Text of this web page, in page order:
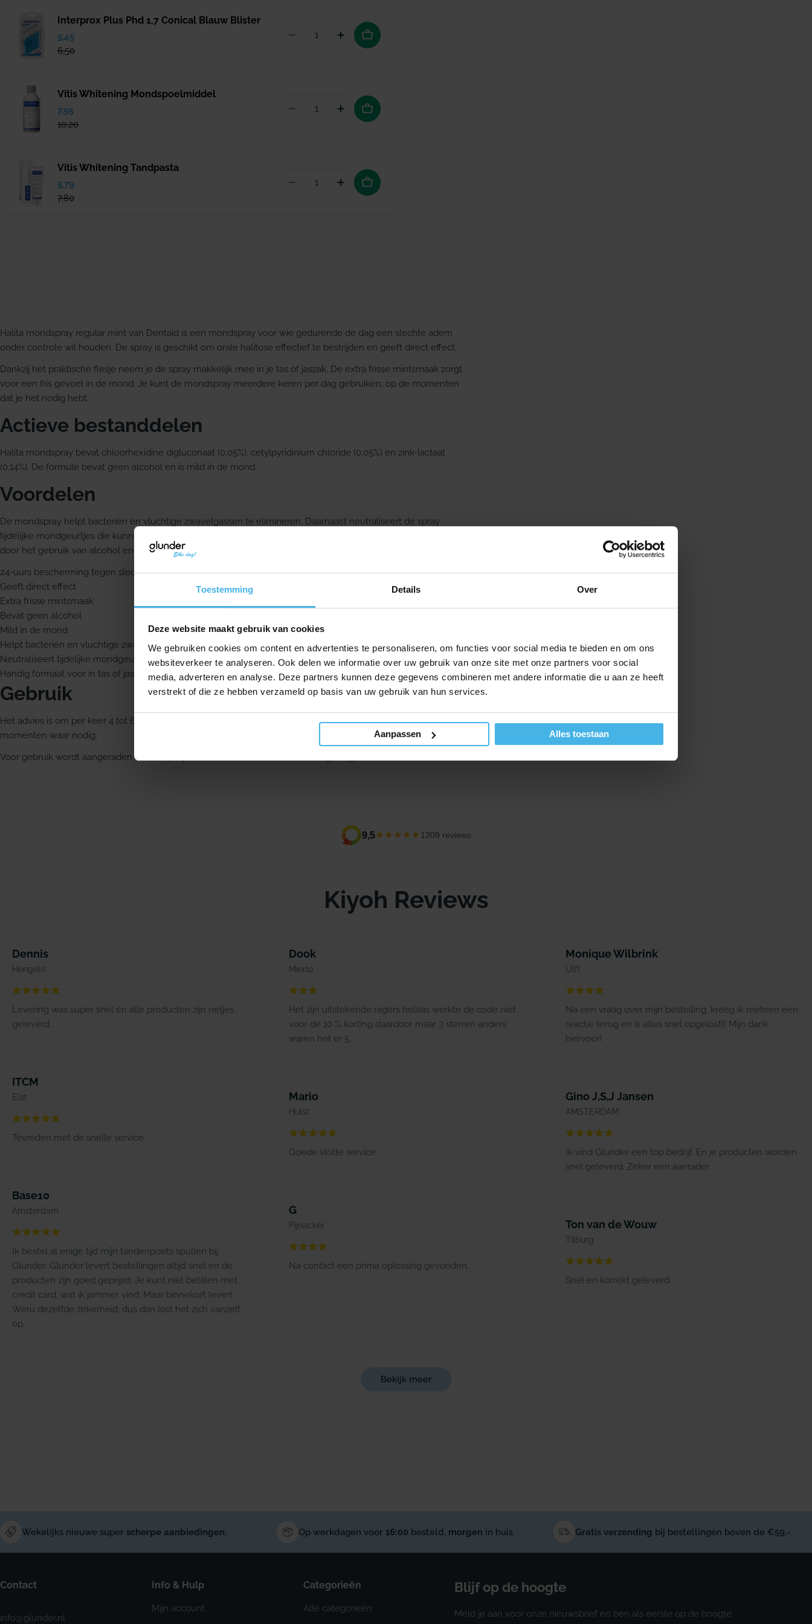
Toestemming Details Over
Deze website maakt gebruik van cookies
We gebruiken cookies om content en advertenties te personaliseren, om functies voor social media te bieden en om ons
websiteverkeer te analyseren. Ook delen we informatie over uw gebruik van onze site met onze partners voor social
media, adverteren en analyse. Deze partners kunnen deze gegevens combineren met andere informatie die u aan ze heeft
verstrekt of die ze hebben verzameld op basis van uw gebruik van hun services.
Aanpassen Alles toestaan
Interprox Plus Phd 1,7 Conical Blauw Blister
Verkoopprijs
5,45
Normale
prijs
6,50
Aantal verminderen voor Interprox Plus PHD 1,7 Conical blauw blister
Hoeveelheid verhogen voor Interprox Plus PHD 1,7 Conical blauw blister
Vitis Whitening Mondspoelmiddel
Verkoopprijs
7,95
Normale
prijs
10,20
Aantal verminderen voor Vitis Whitening mondspoelmiddel
Hoeveelheid verhogen voor Vitis Whitening mondspoelmiddel
Vitis Whitening Tandpasta
Verkoopprijs
5,79
Normale
prijs
7,80
Aantal verminderen voor Vitis Whitening tandpasta
Hoeveelheid verhogen voor Vitis Whitening tandpasta
Halita mondspray regular mint van Dentaid is een mondspray voor wie gedurende de dag een slechte adem
onder controle wil houden. De spray is geschikt om orale halitose effectief te bestrijden en geeft direct effect.
Dankzij het praktische flesje neem je de spray makkelijk mee in je tas of jaszak. De extra frisse mintsmaak zorgt
voor een fris gevoel in de mond. Je kunt de mondspray meerdere keren per dag gebruiken, op de momenten
dat je het nodig hebt.
Actieve bestanddelen
Halita mondspray bevat chloorhexidine digluconaat (0,05%), cetylpyridinium chloride (0,05%) en zink-lactaat
(0,14%). De formule bevat geen alcohol en is mild in de mond.
Voordelen
De mondspray helpt bacteriën en vluchtige zwavelgassen te elimineren. Daarnaast neutraliseert de spray
tijdelijke mondgeurtjes die kunnen ontstaan door bepaalde voedingswaren, zoals specerijen en knoflook, en
door het gebruik van alcohol en tabak.
24-uurs bescherming tegen slechte-adem klachten
Geeft direct effect
Extra frisse mintsmaak
Bevat geen alcohol
Mild in de mond
Helpt bacteriën en vluchtige zwavelgassen te elimineren
Neutraliseert tijdelijke mondgeurtjes door voeding, alcohol en tabak
Handig formaat voor in tas of jaszak
Gebruik
Het advies is om per keer 4 tot 6 pufjes achter op de tong en in de mond te sprayen, gedurende de dag op de
momenten waar nodig.
Voor gebruik wordt aangeraden om de spray te combineren met de Halita tongreiniger.
9,5★★★★★1309 reviews
Kiyoh Reviews
Dennis
Hengelo
Levering was super snel en alle producten zijn netjes
geleverd.
Dook
Mierlo
Het zijn uitstekende ragers helaas werkte de code niet
voor de 10 % korting daardoor maar 3 sterren anders
waren het er 5.
Monique Wilbrink
Ulft
Na een vraag over mijn bestelling, kreeg ik meteen een
reactie terug en is alles snel opgelost!! Mijn dank
hiervoor!
ITCM
Elst
Tevreden met de snelle service.
Mario
Hulst
Goede vlotte service
Gino J,S,J Jansen
AMSTERDAM
Ik vind Glunder een top bedrijf. En je producten worden
snel geleverd. Zeker een aanrader.
Base10
Amsterdam
Ik bestel al enige tijd mijn tandenpoets spullen bij
Glunder. Glunder levert bestellingen altijd snel en de
producten zijn goed geprijsd. Je kunt niet betalen met
credit card, wat ik jammer vind. Maar binnekort levert
Weru dezelfde zekerheid, dus dan lost het zich vanzelf
op.
G
Pijnacker
Na contact een prima oplossing gevonden.
Ton van de Wouw
Tilburg
Snel en korrekt geleverd
Bekijk meer
Wekelijks nieuwe super scherpe aanbiedingen. Op werkdagen voor 16:00 besteld, morgen in huis Gratis verzending bij bestellingen boven de €59,-
Contact
info@glunder.nl
Info & Hulp
Mijn account
Categorieën
Alle categorieën
Blijf op de hoogte
Meld je aan voor onze nieuwsbrief en ben als eerste op de hoogte